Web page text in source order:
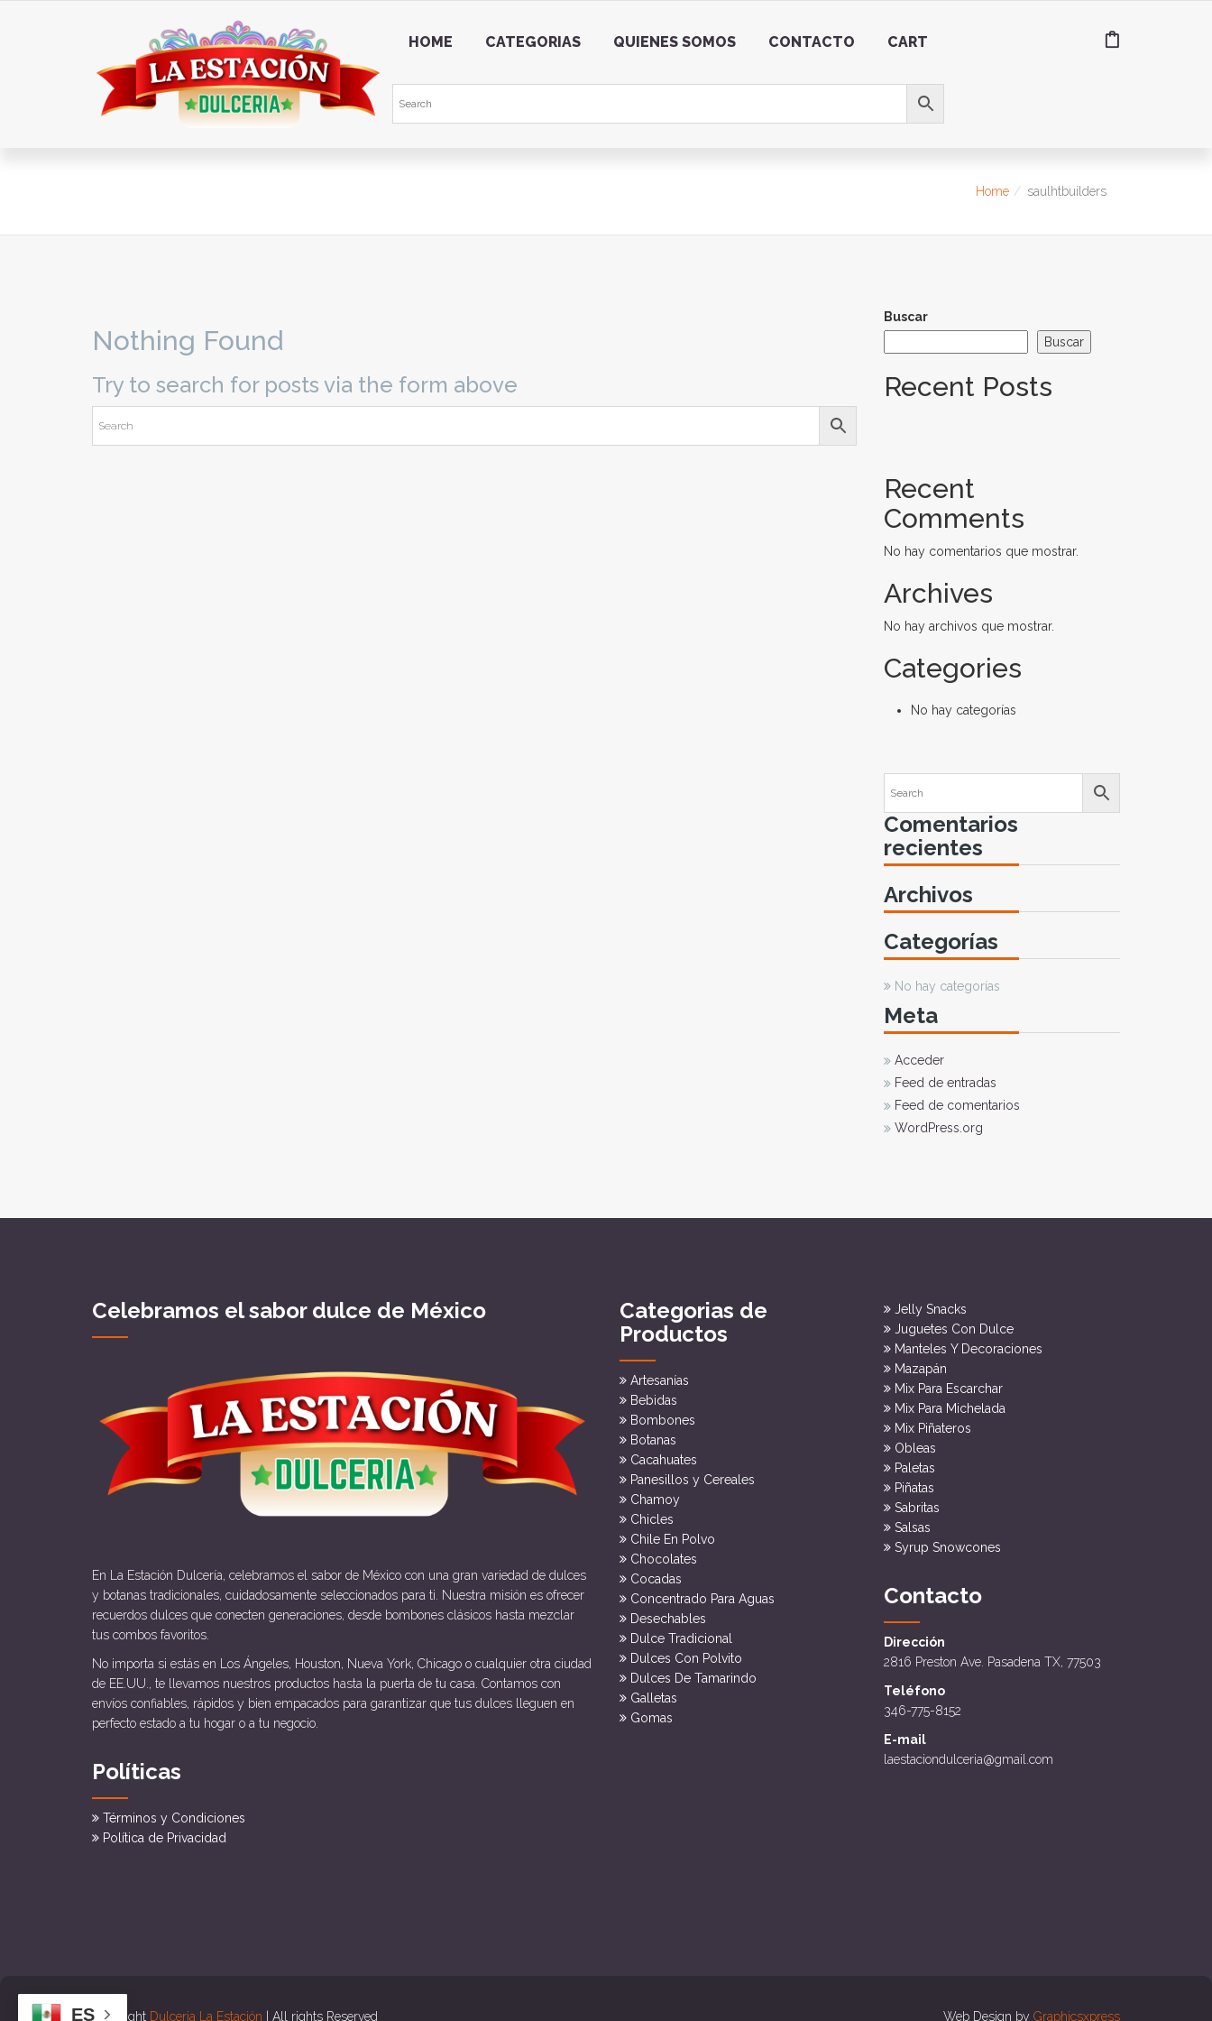
HOME CATEGORIAS QUIENES SOMOS CONTACTO CART
Home saulhtbuilders
Nothing Found
Try to search for posts via the form above
Buscar
Buscar
Recent Posts
Recent
Comments
No hay comentarios que mostrar.
Archives
No hay archivos que mostrar.
Categories
No hay categorías
Comentarios
recientes
Archivos
Categorías
No hay categorías
Meta
Acceder
Feed de entradas
Feed de comentarios
WordPress.org
Celebramos el sabor dulce de México
En La Estación Dulcería, celebramos el sabor de México con una gran variedad de dulces
y botanas tradicionales, cuidadosamente seleccionados para ti. Nuestra misión es ofrecer
recuerdos dulces que conecten generaciones, desde bombones clásicos hasta mezclar
tus combos favoritos.
No importa si estás en Los Ángeles, Houston, Nueva York, Chicago o cualquier otra ciudad
de EE.UU., te llevamos nuestros productos hasta la puerta de tu casa. Contamos con
envíos confiables, rápidos y bien empacados para garantizar que tus dulces lleguen en
perfecto estado a tu hogar o a tu negocio.
Políticas
Términos y Condiciones
Política de Privacidad
Categorias de
Productos
Artesanías
Bebidas
Bombones
Botanas
Cacahuates
Panesillos y Cereales
Chamoy
Chicles
Chile En Polvo
Chocolates
Cocadas
Concentrado Para Aguas
Desechables
Dulce Tradicional
Dulces Con Polvito
Dulces De Tamarindo
Galletas
Gomas
Jelly Snacks
Juguetes Con Dulce
Manteles Y Decoraciones
Mazapán
Mix Para Escarchar
Mix Para Michelada
Mix Piñateros
Obleas
Paletas
Piñatas
Sabritas
Salsas
Syrup Snowcones
Contacto
Dirección
2816 Preston Ave. Pasadena TX, 77503
Teléfono
346-775-8152
E-mail
laestaciondulceria@gmail.com
Copyright Dulceria La Estación | All rights Reserved Web Design by Graphicsxpress
ES